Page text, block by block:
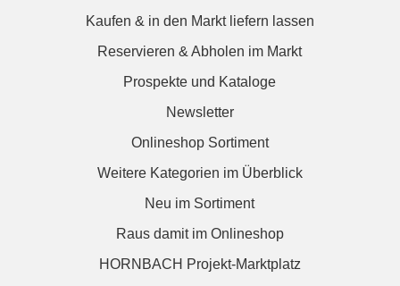
Kaufen & in den Markt liefern lassen
Reservieren & Abholen im Markt
Prospekte und Kataloge
Newsletter
Onlineshop Sortiment
Weitere Kategorien im Überblick
Neu im Sortiment
Raus damit im Onlineshop
HORNBACH Projekt-Marktplatz